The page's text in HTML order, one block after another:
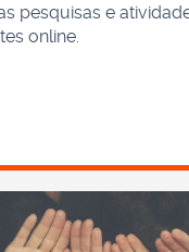
pesquisas e
online.